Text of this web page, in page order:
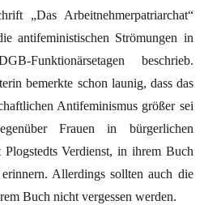
„Das Arbeitnehmerpatriarchat“
antifeministischen Strömungen in
Funktionärsetagen beschrieb.
bemerkte schon launig, dass das
Antifeminismus größer sei
Frauen in bürgerlichen
Plogstedts Verdienst, in ihrem Buch
Allerdings sollten auch die
Buch nicht vergessen werden.